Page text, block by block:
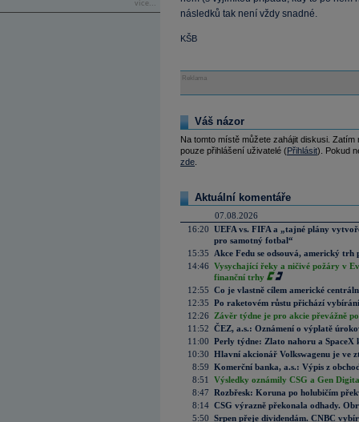
více...
následků tak není vždy snadné.
KŠB
Reklama
Váš názor
Na tomto místě můžete zahájit diskusi.
pouze přihlášení uživatelé (Přihlásit). Pokud
zde
Aktuální komentáře
07.08.2026
16:20 UEFA vs. FIFA a „tajné plány
pro samotný fotbal“
15:35
Akce Fedu se odsouvá, americký
14:46 Vysychající řeky a ničivé požáry v
finanční trhy
12:55 Co je vlastně cílem americké
12:35 Po raketovém růstu přichází
12:26
Závěr týdne je pro akcie převážně
11:52 ČEZ, a.s.: Oznámení o výplatě
11:00 Perly týdne: Zlato nahoru a SpaceX
10:30 Hlavní akcionář Volkswagenu je ve
8:59 Komerční banka, a.s.: Výpis z
8:51
Výsledky oznámily CSG a Gen
8:47 Rozbřesk: Koruna po holubičím
8:14 CSG výrazně překonala odhady.
5:50 Srpen přeje dividendám. CNBC